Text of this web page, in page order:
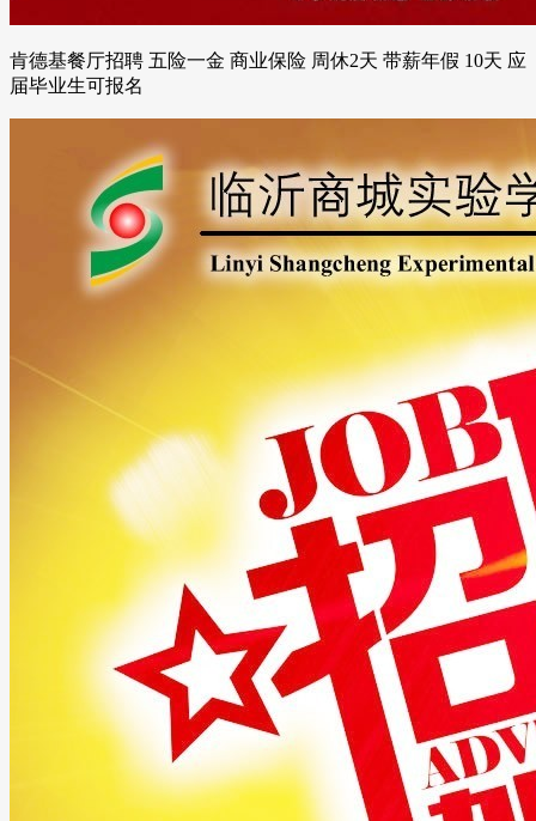
肯德基餐厅招聘 五险一金 商业保险 周休2天 带薪年假 10天 应
届毕业生可报名